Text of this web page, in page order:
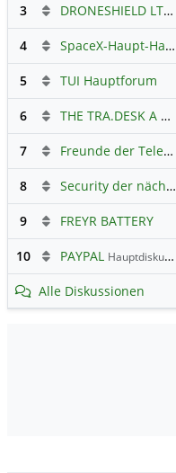
3 DRONESHIELD LTD
4 SpaceX-Haupt-Hauptforum
5 TUI Hauptforum
6 THE TRA.DESK A DL-,000001
7 Freunde der Telekom
8 Security der nächsten Generation
9 FREYR BATTERY
10 PAYPAL Hauptdiskussion
Alle Diskussionen